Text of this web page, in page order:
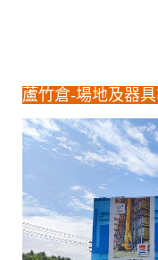
蘆竹倉-場地及器